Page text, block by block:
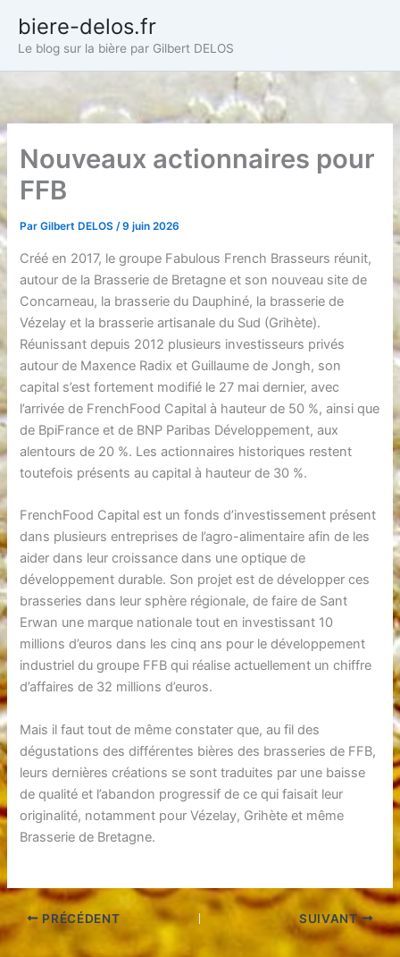
contenu
biere-delos.fr
Le blog sur la bière par Gilbert DELOS
Nouveaux actionnaires pour
FFB
ParGilbert DELOS/9 juin 2026
Créé en 2017, le groupe Fabulous French Brasseurs réunit,
autour de la Brasserie de Bretagne et son nouveau site de
Concarneau, la brasserie du Dauphiné, la brasserie de
Vézelay et la brasserie artisanale du Sud (Grihète).
Réunissant depuis 2012 plusieurs investisseurs privés
autour de Maxence Radix et Guillaume de Jongh, son
capital s’est fortement modifié le 27 mai dernier, avec
l’arrivée de FrenchFood Capital à hauteur de 50 %, ainsi que
de BpiFrance et de BNP Paribas Développement, aux
alentours de 20 %. Les actionnaires historiques restent
toutefois présents au capital à hauteur de 30 %.
FrenchFood Capital est un fonds d’investissement présent
dans plusieurs entreprises de l’agro-alimentaire afin de les
aider dans leur croissance dans une optique de
développement durable. Son projet est de développer ces
brasseries dans leur sphère régionale, de faire de Sant
Erwan une marque nationale tout en investissant 10
millions d’euros dans les cinq ans pour le développement
industriel du groupe FFB qui réalise actuellement un chiffre
d’affaires de 32 millions d’euros.
Mais il faut tout de même constater que, au fil des
dégustations des différentes bières des brasseries de FFB,
leurs dernières créations se sont traduites par une baisse
de qualité et l’abandon progressif de ce qui faisait leur
originalité, notamment pour Vézelay, Grihète et même
Brasserie de Bretagne.
PRÉCÉDENT SUIVANT